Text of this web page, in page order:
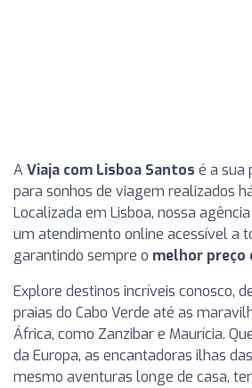
A Viaja com Lisboa Santos é a sua
para sonhos de viagem realizados
Localizada em Lisboa, nossa
um atendimento online acessível a
garantindo sempre o melhor preço
Explore destinos incríveis conosco,
praias do Cabo Verde até as
África, como Zanzibar e Maurícia.
da Europa, as encantadoras ilhas
mesmo aventuras longe de casa,